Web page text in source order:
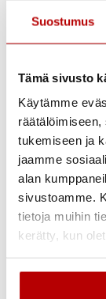
Suostumus
Tämä sivusto
Käytämme
tukemiseen ja
jaamme
alan
sivustoamme.
tietoja muihin
kerätty, kun
Kun
Kun
Kun
Kun
Katon kunto
mahdolliset
auttaa
voidaanko se
Mitä